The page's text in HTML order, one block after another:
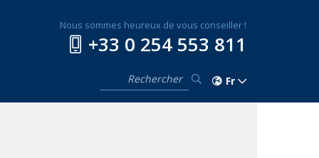
Nous sommes heureux de vous conseiller !
+33 0 254 553 811
Fr